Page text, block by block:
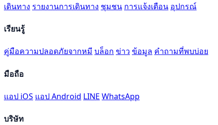
เดินทาง รายงานการเดินทาง ชุมชน การแจ้งเตือน อุปกรณ์
เรียนรู้
คู่มือความปลอดภัยจากหมี บล็อก ข่าว ข้อมูล คำถามที่พบบ่อย
มือถือ
แอป iOS แอป Android LINE WhatsApp
บริษัท